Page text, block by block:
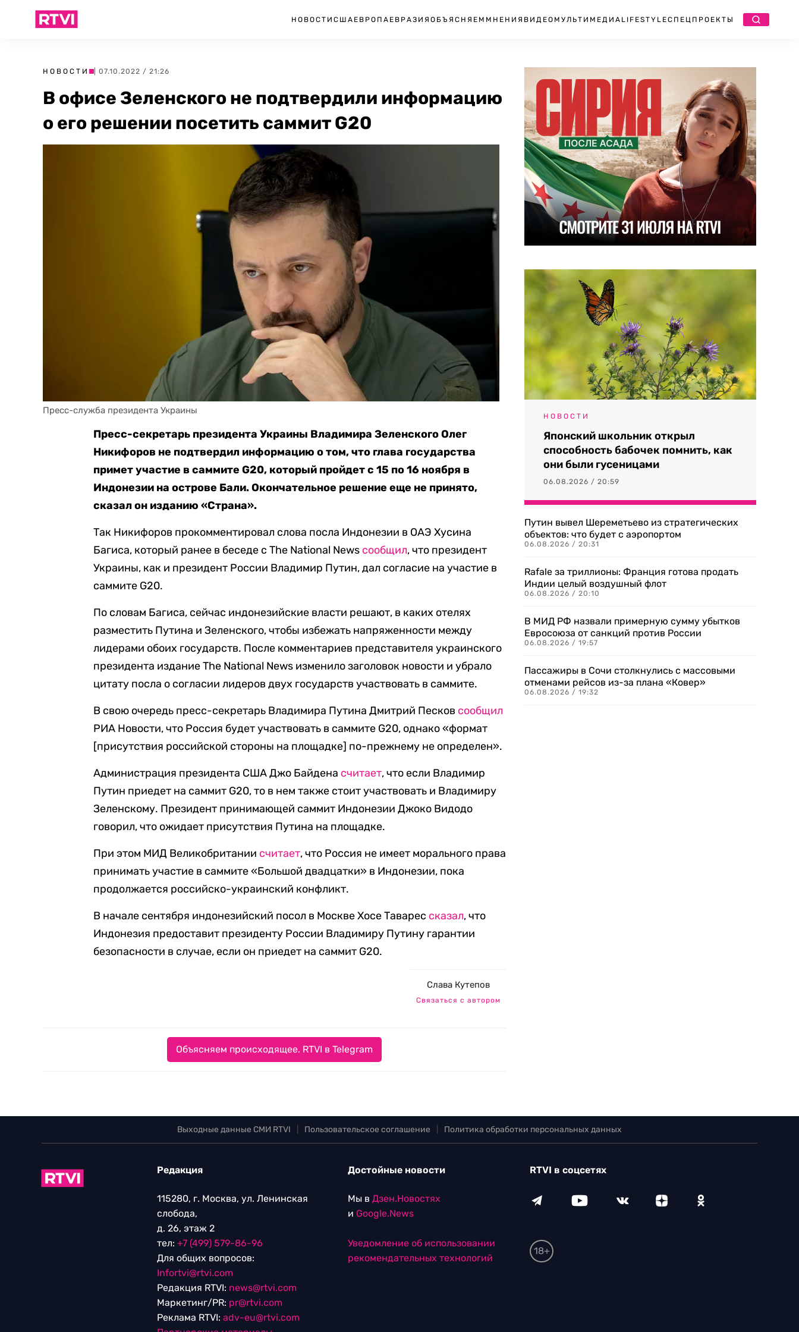
НОВОСТИ США ЕВРОПА ЕВРАЗИЯ ОБЪЯСНЯЕМ МНЕНИЯ ВИДЕО МУЛЬТИМЕДИА LIFESTYLEСПЕЦПРОЕКТЫ
НОВОСТИ | 07.10.2022 / 21:26
В офисе Зеленского не подтвердили информацию
о его решении посетить саммит G20
Пресс-служба президента Украины
Пресс-секретарь президента Украины Владимира Зеленского Олег
Никифоров не подтвердил информацию о том, что глава государства
примет участие в саммите G20, который пройдет с 15 по 16 ноября в
Индонезии на острове Бали. Окончательное решение еще не принято,
сказал он изданию «Страна».
Так Никифоров прокомментировал слова посла Индонезии в ОАЭ Хусина
Багиса, который ранее в беседе с The National News сообщил, что президент
Украины, как и президент России Владимир Путин, дал согласие на участие в
саммите G20.
По словам Багиса, сейчас индонезийские власти решают, в каких отелях
разместить Путина и Зеленского, чтобы избежать напряженности между
лидерами обоих государств. После комментариев представителя украинского
президента издание The National News изменило заголовок новости и убрало
цитату посла о согласии лидеров двух государств участвовать в саммите.
В свою очередь пресс-секретарь Владимира Путина Дмитрий Песков сообщил
РИА Новости, что Россия будет участвовать в саммите G20, однако «формат
[присутствия российской стороны на площадке] по-прежнему не определен».
Администрация президента США Джо Байдена считает, что если Владимир
Путин приедет на саммит G20, то в нем также стоит участвовать и Владимиру
Зеленскому. Президент принимающей саммит Индонезии Джоко Видодо
говорил, что ожидает присутствия Путина на площадке.
При этом МИД Великобритании считает, что Россия не имеет морального права
принимать участие в саммите «Большой двадцатки» в Индонезии, пока
продолжается российско-украинский конфликт.
В начале сентября индонезийский посол в Москве Хосе Таварес сказал, что
Индонезия предоставит президенту России Владимиру Путину гарантии
безопасности в случае, если он приедет на саммит G20.
Слава Кутепов
Связаться с автором
Объясняем происходящее. RTVI в Telegram
НОВОСТИ
Японский школьник открыл
способность бабочек помнить, как
они были гусеницами
06.08.2026 / 20:59
Путин вывел Шереметьево из стратегических
объектов: что будет с аэропортом
06.08.2026 / 20:31
Rafale за триллионы: Франция готова продать
Индии целый воздушный флот
06.08.2026 / 20:10
В МИД РФ назвали примерную сумму убытков
Евросоюза от санкций против России
06.08.2026 / 19:57
Пассажиры в Сочи столкнулись с массовыми
отменами рейсов из-за плана «Ковер»
06.08.2026 / 19:32
Выходные данные СМИ RTVI Пользовательское соглашение Политика обработки персональных данных
Редакция
115280, г. Москва, ул. Ленинская
слобода,
д. 26, этаж 2
тел: +7 (499) 579-86-96
Для общих вопросов:
Infortvi@rtvi.com
Редакция RTVI: news@rtvi.com
Маркетинг/PR: pr@rtvi.com
Реклама RTVI: adv-eu@rtvi.com
Достойные новости
Мы в Дзен.Новостях
и Google.News
Уведомление об использовании
рекомендательных технологий
RTVI в соцсетях
18+